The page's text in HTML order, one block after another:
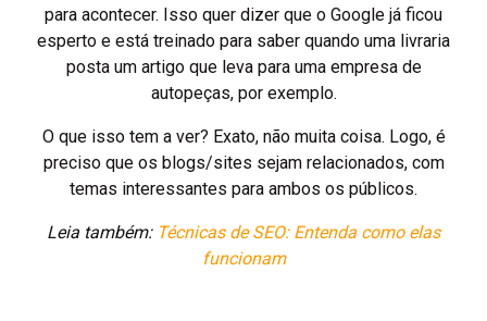
para acontecer. Isso quer dizer que o Google já ficou
esperto e está treinado para saber quando uma livraria
posta um artigo que leva para uma empresa de
autopeças, por exemplo.
O que isso tem a ver? Exato, não muita coisa. Logo, é
preciso que os blogs/sites sejam relacionados, com
temas interessantes para ambos os públicos.
Leia também: Técnicas de SEO: Entenda como elas
funcionam